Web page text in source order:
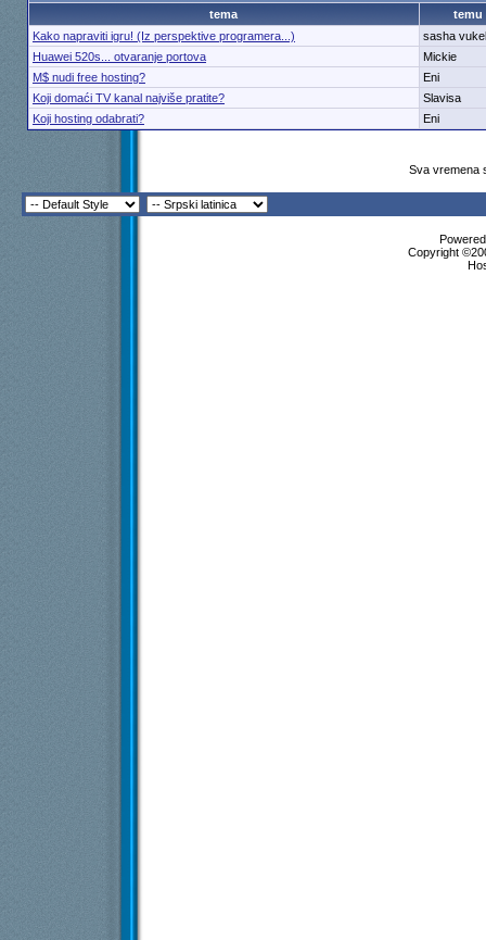
tema
temu
Kako napraviti igru! (Iz perspektive programera...)
sasha
Huawei 520s... otvaranje portova
Mickie
M$ nudi free hosting?
Eni
Koji domaći TV kanal najviše pratite?
Slavisa
Koji hosting odabrati?
Eni
Sva vremena
Copyright